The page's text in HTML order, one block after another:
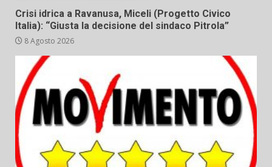
Crisi idrica a Ravanusa, Miceli (Progetto Civico
Italia): “Giusta la decisione del sindaco Pitrola”
8 Agosto 2026